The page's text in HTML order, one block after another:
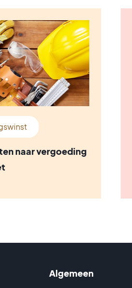
naar vergoeding
Algemeen